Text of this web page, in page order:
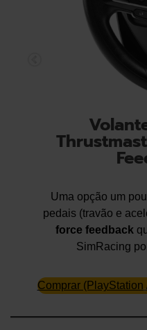
Uma opção um
pedais (travão e
force feedback
SimRacing
Comprar (PlayStation